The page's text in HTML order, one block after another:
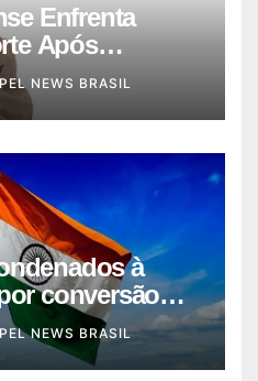
Enfrenta
Após
Cr…
NEWS BRASIL
à
conversão
NEWS BRASIL